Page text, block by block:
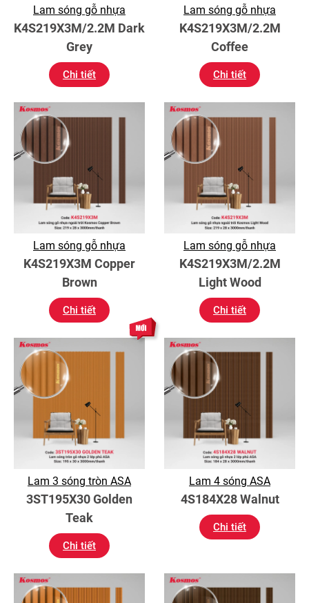
Lam sóng gỗ nhựa
K4S219X3M/2.2M Dark
Grey
Chi tiết
Lam sóng gỗ nhựa
K4S219X3M/2.2M
Coffee
Chi tiết
Lam sóng gỗ nhựa
K4S219X3M Copper
Brown
Chi tiết
Lam sóng gỗ nhựa
K4S219X3M/2.2M
Light Wood
Chi tiết
Lam 3 sóng tròn ASA
3ST195X30 Golden
Teak
Chi tiết
Lam 4 sóng ASA
4S184X28 Walnut
Chi tiết